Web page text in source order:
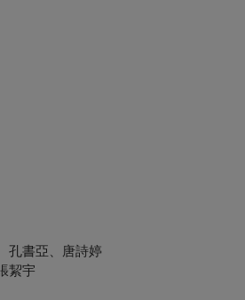
孔書亞、唐詩婷
絜宇